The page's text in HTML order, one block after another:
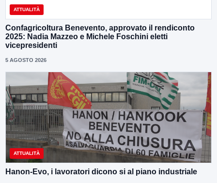
ATTUALITÀ
Confagricoltura Benevento, approvato il rendiconto
2025: Nadia Mazzeo e Michele Foschini eletti
vicepresidenti
5 AGOSTO 2026
ATTUALITÀ
Hanon-Evo, i lavoratori dicono si al piano industriale